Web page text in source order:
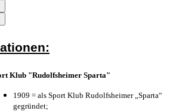
Klub "Rudolfsheimer Sparta"
1909 = als Sport Klub Rudolfsheimer „Sparta“
gegründet;